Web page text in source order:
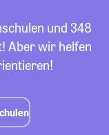
und 348
Aber wir helfen